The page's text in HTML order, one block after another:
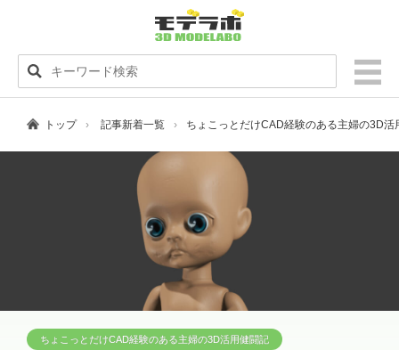
トップ 記事新着一覧 ちょこっとだけCAD経験のある主婦の3D
ちょこっとだけCAD経験のある主婦の3D活用健闘記